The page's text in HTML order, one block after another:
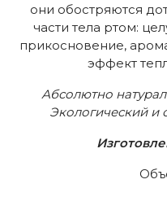
они обостряются
части тела ртом:
прикосновение,
эффект
Абсолютно
Экологический и